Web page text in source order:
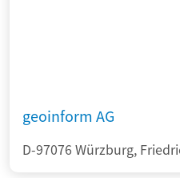
geoinform AG
D-97076 Würzburg,